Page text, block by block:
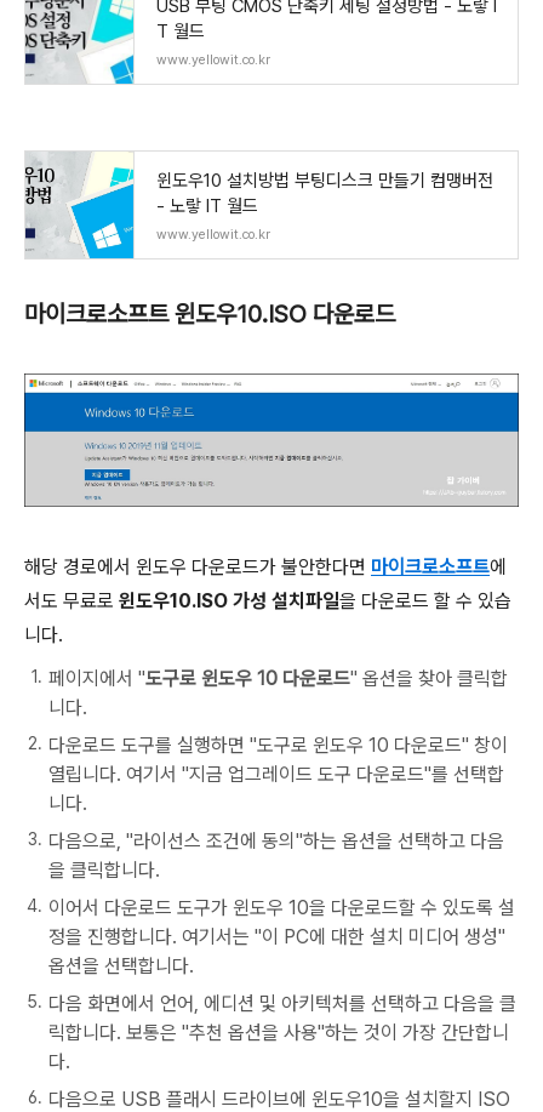
USB 부팅 CMOS 단축키 세팅 설정방법 - 노랗 I
T 월드
www.yellowit.co.kr
윈도우10 설치방법 부팅디스크 만들기 컴맹버전
- 노랗 IT 월드
www.yellowit.co.kr
마이크로소프트 윈도우10.ISO 다운로드
해당 경로에서 윈도우 다운로드가 불안한다면 마이크로소프트에
서도 무료로 윈도우10.ISO 가성 설치파일을 다운로드 할 수 있습
니다.
페이지에서 "도구로 윈도우 10 다운로드" 옵션을 찾아 클릭합
니다.
다운로드 도구를 실행하면 "도구로 윈도우 10 다운로드" 창이
열립니다. 여기서 "지금 업그레이드 도구 다운로드"를 선택합
니다.
다음으로, "라이선스 조건에 동의"하는 옵션을 선택하고 다음
을 클릭합니다.
이어서 다운로드 도구가 윈도우 10을 다운로드할 수 있도록 설
정을 진행합니다. 여기서는 "이 PC에 대한 설치 미디어 생성"
옵션을 선택합니다.
다음 화면에서 언어, 에디션 및 아키텍처를 선택하고 다음을 클
릭합니다. 보통은 "추천 옵션을 사용"하는 것이 가장 간단합니
다.
다음으로 USB 플래시 드라이브에 윈도우10을 설치할지 ISO